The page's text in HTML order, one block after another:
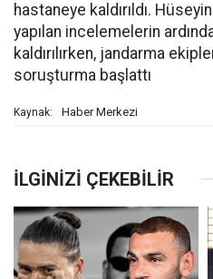
hastaneye kaldırıldı.
yapılan incelemelerin
kaldırılırken, jandarma
soruşturma başlattı
Kaynak: Haber Merkezi